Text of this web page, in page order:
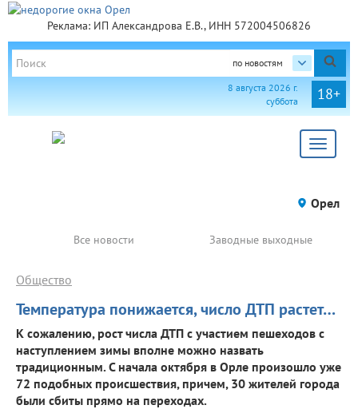
Реклама: ИП Александрова Е.В., ИНН 572004506826
по новостям
18+
8 августа 2026 г.
суббота
Toggle
Орел
Все новости Заводные выходные
Температура понижается, число ДТП растет…
Общество
К сожалению, рост числа ДТП с участием пешеходов с
наступлением зимы вполне можно назвать
традиционным. С начала октября в Орле произошло уже
72 подобных происшествия, причем, 30 жителей города
были сбиты прямо на переходах.